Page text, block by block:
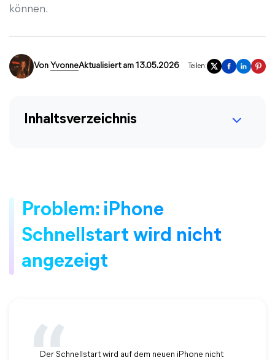
können.
Von YvonneAktualisiert am 13.05.2026 Teilen:
Inhaltsverzeichnis
Problem: iPhone
Schnellstart wird nicht
angezeigt
Der Schnellstart wird auf dem neuen iPhone nicht